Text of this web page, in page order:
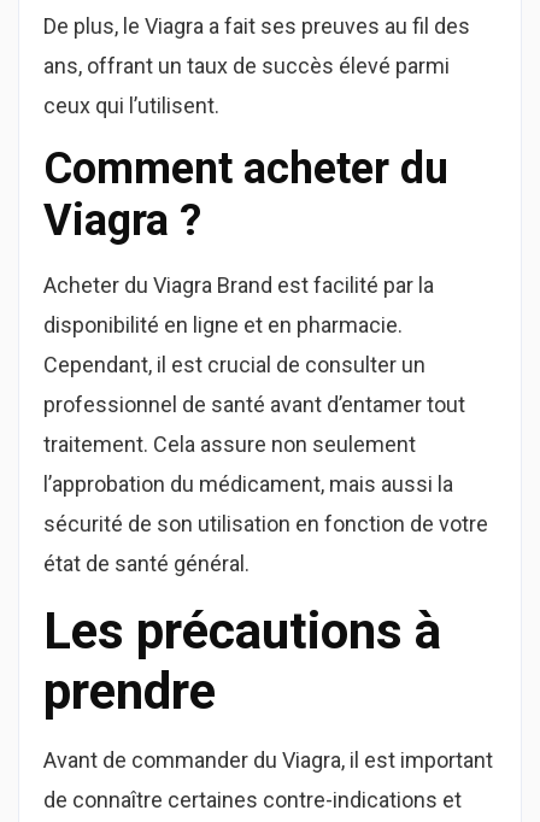
De plus, le Viagra a fait ses preuves au fil des
ans, offrant un taux de succès élevé parmi
ceux qui l’utilisent.
Comment acheter du
Viagra ?
Acheter du Viagra Brand est facilité par la
disponibilité en ligne et en pharmacie.
Cependant, il est crucial de consulter un
professionnel de santé avant d’entamer tout
traitement. Cela assure non seulement
l’approbation du médicament, mais aussi la
sécurité de son utilisation en fonction de votre
état de santé général.
Les précautions à
prendre
Avant de commander du Viagra, il est important
de connaître certaines contre-indications et